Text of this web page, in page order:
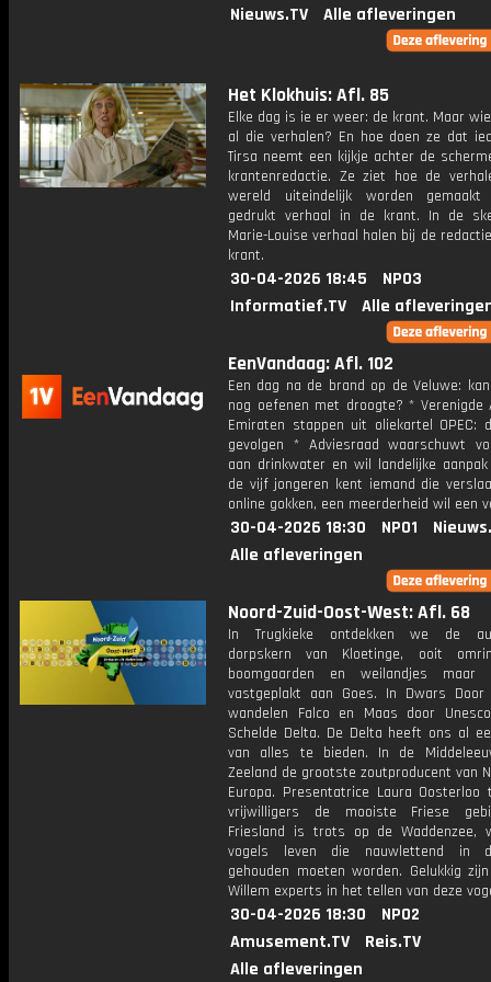
Nieuws.TV
Alle afleveringen
Het Klokhuis: Afl. 85
Elke dag is ie er weer: de krant. Maar
al die verhalen? En hoe doen ze dat
Tirsa neemt een kijkje achter de
krantenredactie. Ze ziet hoe de
wereld uiteindelijk worden
gedrukt verhaal in de krant. In de
Marie-Louise verhaal halen bij de
krant.
30-04-2026 18:45
NPO3
Informatief.TV
Alle
EenVandaag: Afl. 102
Een dag na de brand op de Veluwe:
nog oefenen met droogte? * Verenigde
Emiraten stappen uit oliekartel OPEC:
gevolgen * Adviesraad waarschuwt
aan drinkwater en wil landelijke
de vijf jongeren kent iemand die
online gokken, een meerderheid wil een
30-04-2026 18:30 NPO1
Alle afleveringen
Noord-Zuid-Oost-West: Afl. 68
In Trugkieke ontdekken we de
dorpskern van Kloetinge, ooit
boomgaarden en weilandjes maar
vastgeplakt aan Goes. In Dwars Door
wandelen Falco en Maas door
Schelde Delta. De Delta heeft ons al
van alles te bieden. In de
Zeeland de grootste zoutproducent van
Europa. Presentatrice Laura
vrijwilligers de mooiste Friese
Friesland is trots op de Waddenzee,
vogels leven die nauwlettend in
gehouden moeten worden. Gelukkig
Willem experts in het tellen van deze
30-04-2026 18:30
NPO2
Amusement.TV
Reis.TV
Alle afleveringen